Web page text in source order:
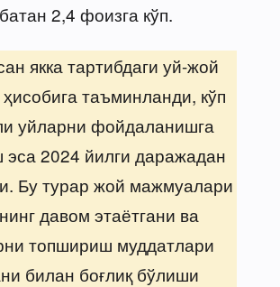
2,4 фоизга кўп.
якка тартибдаги уй-жой
таъминланди, кўп
уйларни фойдаланишга
2024 йилги даражадан
Бу турар жой мажмуалари
давом этаётгани ва
топшириш муддатлари
билан боғлиқ бўлиши